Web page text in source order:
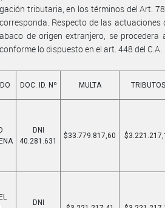
tributaria, en los términos del Art.
Respecto de las actuaciones
de origen extranjero, se procedera
lo dispuesto en el art. 448 del C.A.
DOC. ID. Nº MULTA TRIBUTOS
DNI
40.281.631
$33.779.817,60
DNI